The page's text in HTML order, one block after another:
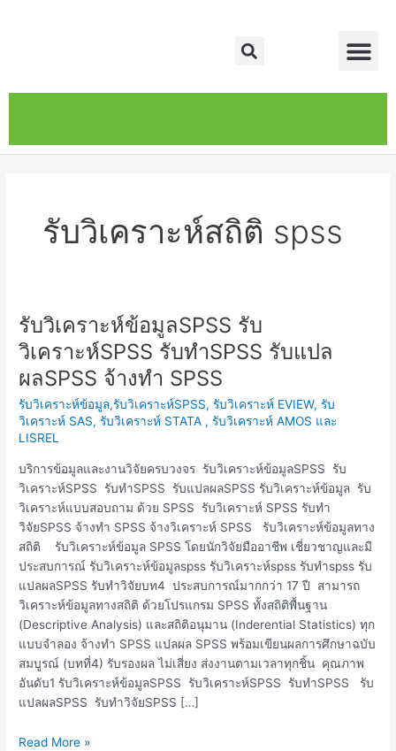
Search
รับวิเคราะห์สถิติ spss
รับวิเคราะห์ข้อมูลSPSS รับ
วิเคราะห์SPSS รับทำSPSS รับแปล
ผลSPSS จ้างทำ SPSS
รับวิเคราะห์ข้อมูล,รับวิเคราะห์SPSS, รับวิเคราะห์ EVIEW, รับ
วิเคราะห์ SAS, รับวิเคราะห์ STATA , รับวิเคราะห์ AMOS และ
LISREL
บริการข้อมูลและงานวิจัยครบวงจร รับวิเคราะห์ข้อมูลSPSS รับ
วิเคราะห์SPSS รับทำSPSS รับแปลผลSPSS รับวิเคราะห์ข้อมูล รับ
วิเคราะห์แบบสอบถาม ด้วย SPSS รับวิเคราะห์ SPSS รับทำ
วิจัยSPSS จ้างทำ SPSS จ้างวิเคราะห์ SPSS รับวิเคราะห์ข้อมูลทาง
สถิติ รับวิเคราะห์ข้อมูล SPSS โดยนักวิจัยมืออาชีพ เชี่ยวชาญและมี
ประสบการณ์ รับวิเคราะห์ข้อมูลspss รับวิเคราะห์spss รับทำspss รับ
แปลผลSPSS รับทำวิจัยบท4 ประสบการณ์มากกว่า 17 ปี สามารถ
วิเคราะห์ข้อมูลทางสถิติ ด้วยโปรแกรม SPSS ทั้งสถิติพื้นฐาน
(Descriptive Analysis) และสถิติอนุมาน (Inderential Statistics) ทุก
แบบจำลอง จ้างทำ SPSS แปลผล SPSS พร้อมเขียนผลการศึกษาฉบับ
สมบูรณ์ (บทที่4) รับรองผล ไม่เสี่ยง ส่งงานตามเวลาทุกชิ้น คุณภาพ
อันดับ1 รับวิเคราะห์ข้อมูลSPSS รับวิเคราะห์SPSS รับทำSPSS รับ
แปลผลSPSS รับทำวิจัยSPSS […]
รับ
วิเคราะห์
ข้อมูลSPSS
รับ
วิเคราะห์SPSS
รับ
ทำSPSS
แปล
ผลSPSS
จ้าง
ทำ
SPSS
Read More »